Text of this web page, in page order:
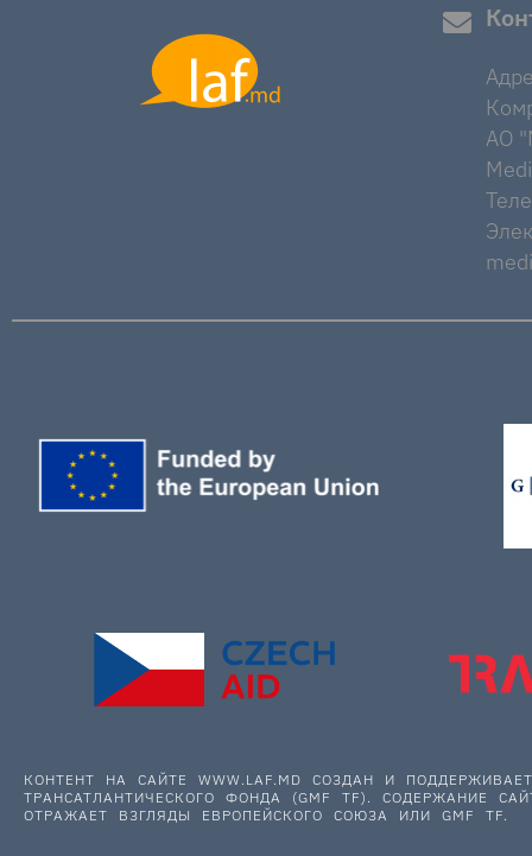
AO
КОНТЕНТ НА САЙТЕ WWW.LAF.MD СОЗДАН И
ТРАНСАТЛАНТИЧЕСКОГО ФОНДА (GMF TF). СОДЕРЖАНИЕ
ОТРАЖАЕТ ВЗГЛЯДЫ ЕВРОПЕЙСКОГО СОЮЗА ИЛИ GMF TF.